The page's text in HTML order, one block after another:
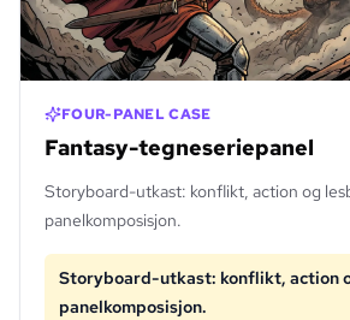
FOUR-PANEL CASE
Fantasy-tegneseriepanel
Storyboard-utkast: konflikt, action og
panelkomposisjon.
Storyboard-utkast: konflikt, action
panelkomposisjon.